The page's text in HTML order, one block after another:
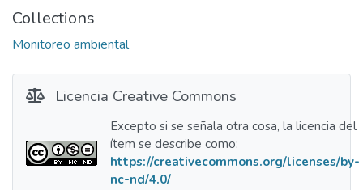
Collections
Monitoreo ambiental
Licencia Creative Commons
Excepto si se señala otra cosa, la licencia del
ítem se describe como:
https://creativecommons.org/licenses/by-
nc-nd/4.0/